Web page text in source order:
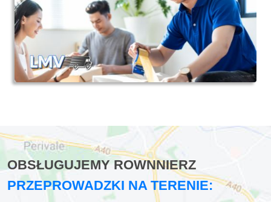
OBSŁUGUJEMY ROWNNIERZ
PRZEPROWADZKI NA TERENIE: